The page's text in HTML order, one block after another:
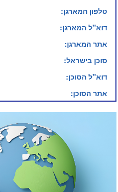
טלפון המארגן:
דוא"ל המארגן:
אתר המארגן:
סוכן בישראל:
דוא"ל הסוכן:
אתר הסוכן: